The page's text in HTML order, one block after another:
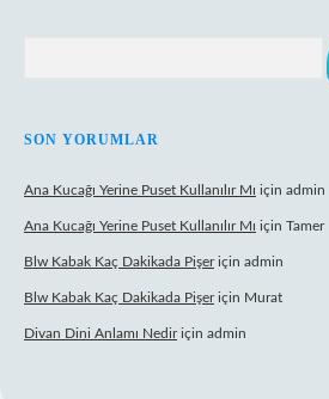
SON YORUMLAR
Ana Kucağı Yerine Puset Kullanılır Mı için admin
Ana Kucağı Yerine Puset Kullanılır Mı için Tamer
Blw Kabak Kaç Dakikada Pişeriçin admin
Blw Kabak Kaç Dakikada Pişeriçin Murat
Divan Dini Anlamı Nediriçin admin